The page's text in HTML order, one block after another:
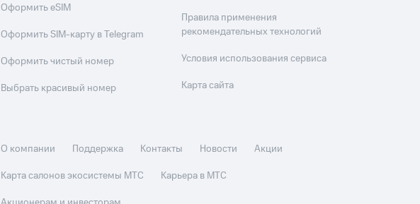
Оформить eSIM
Оформить SIM-карту в Telegram
Оформить чистый номер
Выбрать красивый номер
Правила применения
рекомендательных технологий
Условия использования сервиса
Карта сайта
О компании Поддержка Контакты Новости
Акции
Карта салонов экосистемы МТС
Карьера в МТС